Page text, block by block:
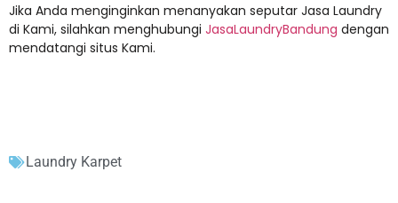
Jika Anda menginginkan menanyakan seputar Jasa Laundry
di Kami, silahkan menghubungi JasaLaundryBandung dengan
mendatangi situs Kami.
Laundry Karpet